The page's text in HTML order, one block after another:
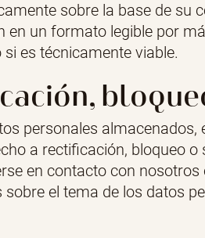
sobre la base de
un formato legible por
es técnicamente viable.
personales almacenados,
a rectificación, bloqueo
en contacto con
el tema de los datos